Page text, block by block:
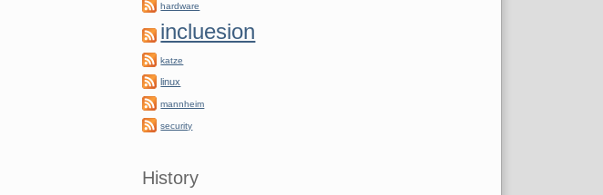
hardware
incluesion
katze
linux
mannheim
security
History